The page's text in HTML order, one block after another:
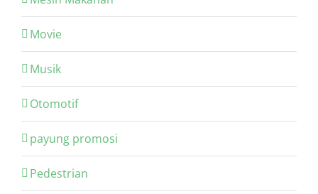
Movie
Musik
Otomotif
payung promosi
Pedestrian